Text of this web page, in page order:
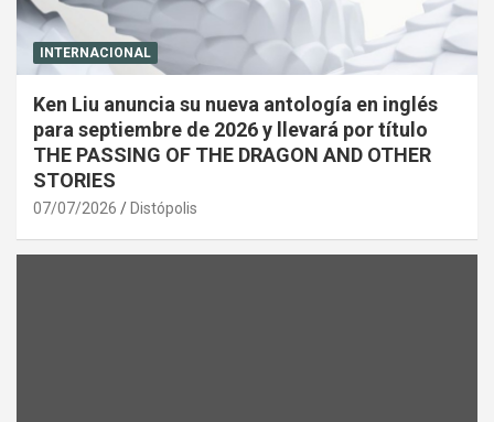
INTERNACIONAL
Ken Liu anuncia su nueva antología en inglés
para septiembre de 2026 y llevará por título
THE PASSING OF THE DRAGON AND OTHER
STORIES
07/07/2026 Distópolis